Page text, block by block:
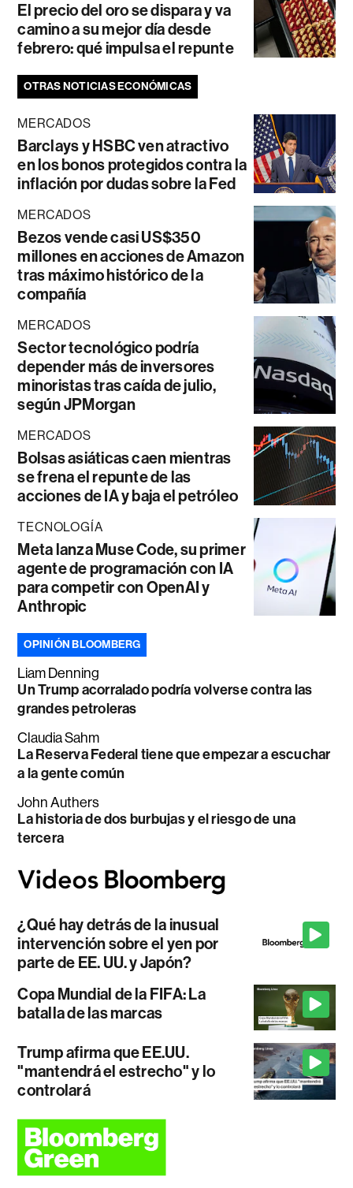
El precio del oro se dispara y va
camino a su mejor día desde
febrero: qué impulsa el repunte
OTRAS NOTICIAS ECONÓMICAS
MERCADOS
Barclays y HSBC ven atractivo
en los bonos protegidos contra la
inflación por dudas sobre la Fed
MERCADOS
Bezos vende casi US$350
millones en acciones de Amazon
tras máximo histórico de la
compañía
MERCADOS
Sector tecnológico podría
depender más de inversores
minoristas tras caída de julio,
según JPMorgan
MERCADOS
Bolsas asiáticas caen mientras
se frena el repunte de las
acciones de IA y baja el petróleo
TECNOLOGÍA
Meta lanza Muse Code, su primer
agente de programación con IA
para competir con OpenAI y
Anthropic
OPINIÓN BLOOMBERG
Liam Denning
Un Trump acorralado podría volverse contra las
grandes petroleras
Claudia Sahm
La Reserva Federal tiene que empezar a escuchar
a la gente común
John Authers
La historia de dos burbujas y el riesgo de una
tercera
¿Qué hay detrás de la inusual
intervención sobre el yen por
parte de EE. UU. y Japón?
Copa Mundial de la FIFA: La
batalla de las marcas
Trump afirma que EE.UU.
"mantendrá el estrecho" y lo
controlará